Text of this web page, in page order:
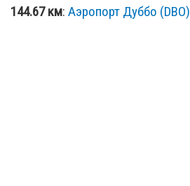
144.67 км: Аэропорт Дуббо (DBO)